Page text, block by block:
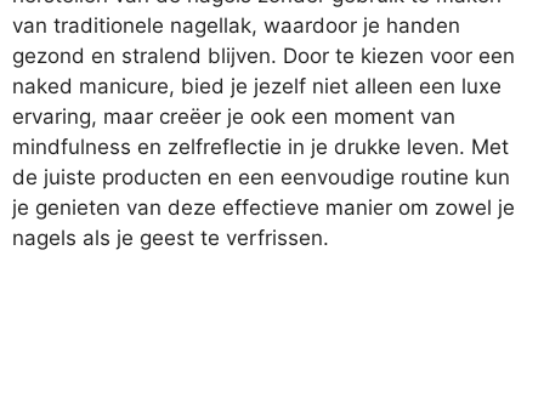
van traditionele nagellak, waardoor je handen
gezond en stralend blijven. Door te kiezen voor een
naked manicure, bied je jezelf niet alleen een luxe
ervaring, maar creëer je ook een moment van
mindfulness en zelfreflectie in je drukke leven. Met
de juiste producten en een eenvoudige routine kun
je genieten van deze effectieve manier om zowel je
nagels als je geest te verfrissen.